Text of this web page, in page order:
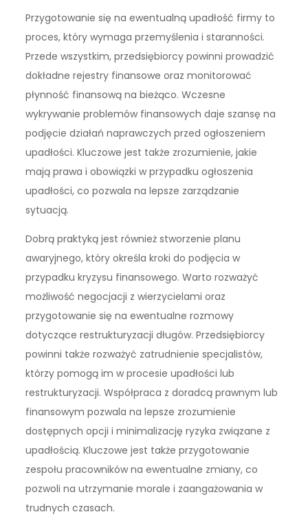
Przygotowanie się na ewentualną upadłość firmy to
proces, który wymaga przemyślenia i staranności.
Przede wszystkim, przedsiębiorcy powinni prowadzić
dokładne rejestry finansowe oraz monitorować
płynność finansową na bieżąco. Wczesne
wykrywanie problemów finansowych daje szansę na
podjęcie działań naprawczych przed ogłoszeniem
upadłości. Kluczowe jest także zrozumienie, jakie
mają prawa i obowiązki w przypadku ogłoszenia
upadłości, co pozwala na lepsze zarządzanie
sytuacją.
Dobrą praktyką jest również stworzenie planu
awaryjnego, który określa kroki do podjęcia w
przypadku kryzysu finansowego. Warto rozważyć
możliwość negocjacji z wierzycielami oraz
przygotowanie się na ewentualne rozmowy
dotyczące restrukturyzacji długów. Przedsiębiorcy
powinni także rozważyć zatrudnienie specjalistów,
którzy pomogą im w procesie upadłości lub
restrukturyzacji. Współpraca z doradcą prawnym lub
finansowym pozwala na lepsze zrozumienie
dostępnych opcji i minimalizację ryzyka związane z
upadłością. Kluczowe jest także przygotowanie
zespołu pracowników na ewentualne zmiany, co
pozwoli na utrzymanie morale i zaangażowania w
trudnych czasach.